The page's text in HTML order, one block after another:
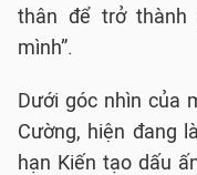
thân để trở thành
mình”.
Dưới góc nhìn của
Cường, hiện đang
hạn Kiến tạo dấu